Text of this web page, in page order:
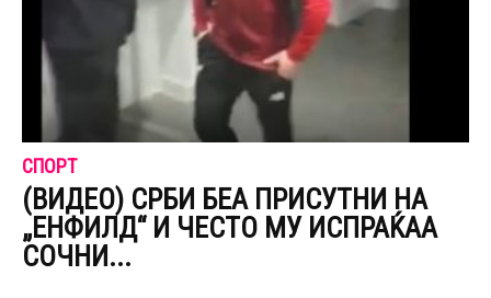
СПОРТ
(ВИДЕО) СРБИ БЕА ПРИСУТНИ НА
„ЕНФИЛД“ И ЧЕСТО МУ ИСПРАЌАА
СОЧНИ...